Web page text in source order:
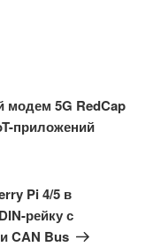
модем 5G RedCap
приложений
Pi 4/5 в
рейку с
CAN Bus